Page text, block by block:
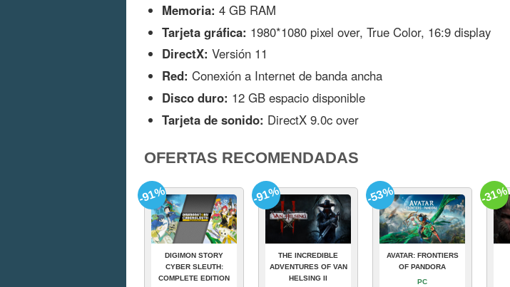
Memoria: 4 GB RAM
Tarjeta gráfica: 1980*1080 pixel over, True Color, 16:9 display
DirectX: Versión 11
Red: Conexión a Internet de banda ancha
Disco duro: 12 GB espacio disponible
Tarjeta de sonido: DirectX 9.0c over
OFERTAS RECOMENDADAS
DIGIMON STORY
CYBER SLEUTH:
COMPLETE EDITION
-91%
THE INCREDIBLE
ADVENTURES OF VAN
HELSING II
-91%
AVATAR: FRONTIERS
OF PANDORA
PC
-53% -31%